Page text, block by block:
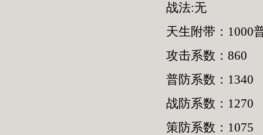
战法:无
天生附带：1000
攻击系数：860
普防系数：1340
战防系数：1270
策防系数：1075